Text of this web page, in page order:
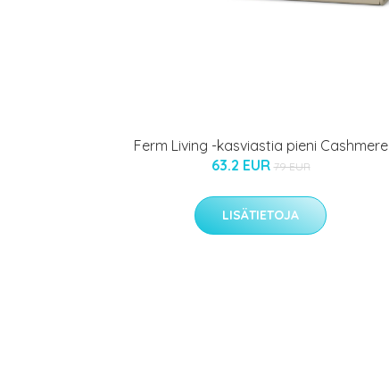
Ferm Living -kasviastia pieni Cashmere
63.2 EUR 79 EUR
LISÄTIETOJA